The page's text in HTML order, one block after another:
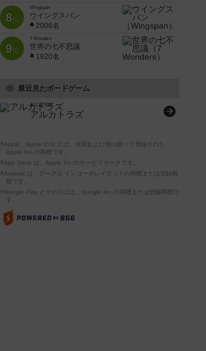
8位
Wingspan
ウイングスパン
2006名
9位
7 Wonders
世界の七不思議
1920名
最近見たボードゲーム
ALCATRAZ
アルカトラズ
※Apple、Apple のロゴ は、米国および他の国々で登録された
Apple Inc.の商標です。
※App Store は、Apple Inc.のサービスマークです。
※Android は、グーグル インコーポレイテッドの商標または登録商
標です。
※Google Play とそのロゴは、Google Inc.の商標または登録商標で
す。